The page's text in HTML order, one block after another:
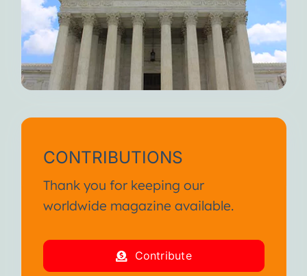
CONTRIBUTIONS
Thank you for keeping our
worldwide magazine available.
Contribute